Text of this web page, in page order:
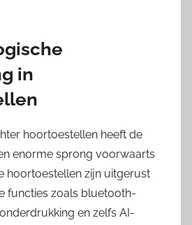
in
hoortoestellen heeft de
enorme sprong voorwaarts
hoortoestellen zijn uitgerust
functies zoals bluetooth-
en zelfs AI-